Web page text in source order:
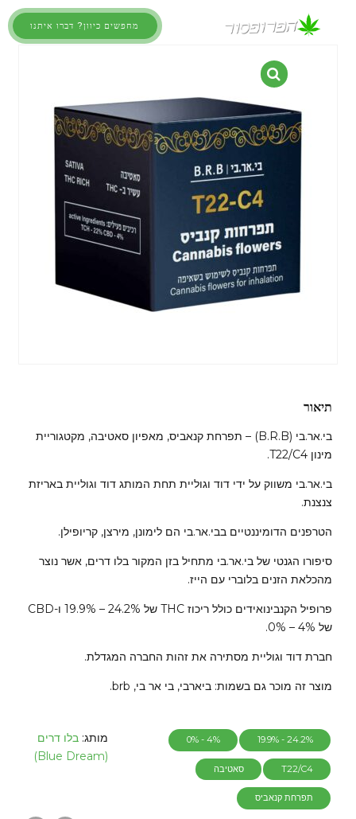
מחפשים כיוון? דברו איתנו
תיאור
בי.אר.בי (B.R.B) – תפרחת קנאביס, מאפיון סאטיבה, מקטגוריית
מינון T22/C4.
בי.אר.בי משווק על ידי דוד וגוליית תחת המותג דוד וגוליית באריזת
צנצנת.
הטרפנים הדומיננטיים בבי.אר.בי הם לימונן, מירצן, קריופילן.
סיפורו הגנטי של בי.אר.בי מתחיל בזן המקור בלו דרים, אשר נוצר
מהכלאת הזנים בלוברי עם הייז.
פרופיל הקנבינואידים כולל ריכוז THC של 24.2% – 19.9% ו-CBD
של 4% – 0%.
חברת דוד וגוליית מסתירה את זהות החברה המגדלת.
מוצר זה מוכר גם בשמות: ביארבי, בי אר בי, brb.
24.2% - 19.9%
4% - 0%
T22/C4 סאטיבה
תפרחת קנאביס
מותג: בלו דרים
(Blue Dream)